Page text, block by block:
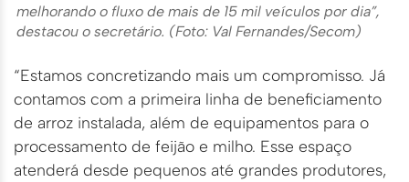
melhorando o fluxo de mais de 15 mil veículos por dia”,
destacou o secretário. (Foto: Val Fernandes/Secom)
“Estamos concretizando mais um compromisso. Já
contamos com a primeira linha de beneficiamento
de arroz instalada, além de equipamentos para o
processamento de feijão e milho. Esse espaço
atenderá desde pequenos até grandes produtores,